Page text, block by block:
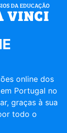
online dos
Portugal no
graças à sua
todo o